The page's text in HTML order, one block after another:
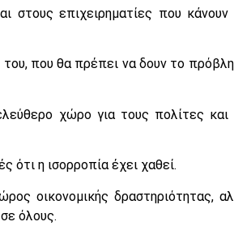
στους επιχειρηματίες που κάνουν
του, που θα πρέπει να δουν το
χώρο για τους πολίτες και
ότι η ισορροπία έχει χαθεί.
οικονομικής δραστηριότητας,
όλους.